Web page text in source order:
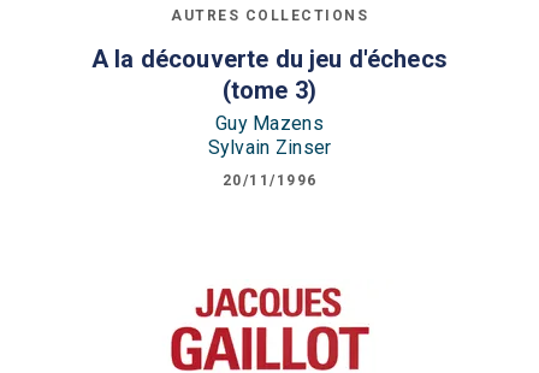
AUTRES COLLECTIONS
A la découverte du jeu d'échecs
(tome 3)
Guy Mazens
Sylvain Zinser
20/11/1996